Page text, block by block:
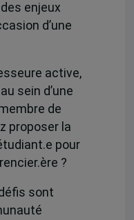
enjeux
d’une
active,
sein d’une
de
proposer la
pour
?
sont